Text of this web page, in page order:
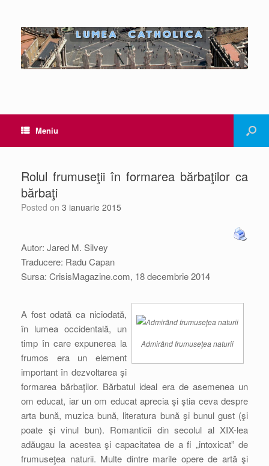
Meniu
Rolul frumuseţii în formarea bărbaţilor ca
bărbaţi
Posted on 3 ianuarie 2015
Autor: Jared M. Silvey
Traducere: Radu Capan
Sursa: CrisisMagazine.com, 18 decembrie 2014
Admirând frumuseţea naturii
A fost odată ca niciodată,
în lumea occidentală, un
timp în care expunerea la
frumos era un element
important în dezvoltarea şi
formarea bărbaţilor. Bărbatul ideal era de asemenea un
om educat, iar un om educat aprecia şi ştia ceva despre
arta bună, muzica bună, literatura bună şi bunul gust (şi
poate şi vinul bun). Romanticii din secolul al XIX-lea
adăugau la acestea şi capacitatea de a fi „intoxicat” de
frumuseţea naturii. Multe dintre marile opere de artă şi